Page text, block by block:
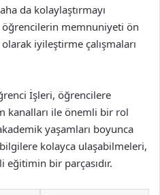
da kolaylaştırmayı
memnuniyeti ön
iyileştirme çalışmaları
İşleri, öğrencilere
kanalları ile önemli bir rol
yaşamları boyunca
kolayca ulaşabilmeleri,
bir parçasıdır.